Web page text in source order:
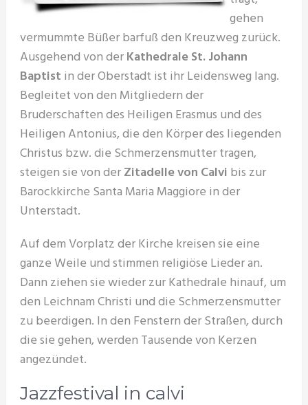
gehen
vermummte Büßer barfuß den Kreuzweg zurück.
Ausgehend von derKathedrale St. Johann
Baptist in der Oberstadt ist ihr Leidensweg lang.
Begleitet von den Mitgliedern der
Bruderschaften des Heiligen Erasmus und des
Heiligen Antonius, die den Körper des liegenden
Christus bzw. die Schmerzensmutter tragen,
steigen sie von derZitadelle von Calvi bis zur
Barockkirche Santa Maria Maggiore in der
Unterstadt.
Auf dem Vorplatz der Kirche kreisen sie eine
ganze Weile und stimmen religiöse Lieder an.
Dann ziehen sie wieder zur Kathedrale hinauf, um
den Leichnam Christi und die Schmerzensmutter
zu beerdigen. In den Fenstern der Straßen, durch
die sie gehen, werden Tausende von Kerzen
angezündet.
Jazzfestival in calvi